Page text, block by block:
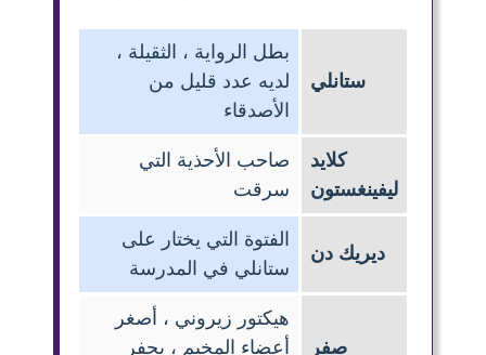
ستانلي
بطل الرواية ، الثقيلة ،
لديه عدد قليل من
الأصدقاء
كلايد
ليفينغستون
صاحب الأحذية التي
سرقت
ديريك دن
الفتوة التي يختار على
ستانلي في المدرسة
صفر
هيكتور زيروني ، أصغر
أعضاء المخيم ، يحفر